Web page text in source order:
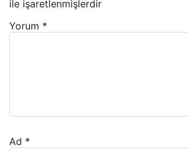
ile işaretlenmişlerdir
Yorum *
Ad *